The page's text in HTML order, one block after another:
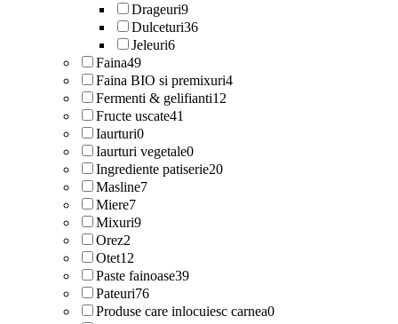
Drageuri9
Dulceturi36
Jeleuri6
Faina49
Faina BIO si premixuri4
Fermenti & gelifianti12
Fructe uscate41
Iaurturi0
Iaurturi vegetale0
Ingrediente patiserie20
Masline7
Miere7
Mixuri9
Orez2
Otet12
Paste fainoase39
Pateuri76
Produse care inlocuiesc carnea0